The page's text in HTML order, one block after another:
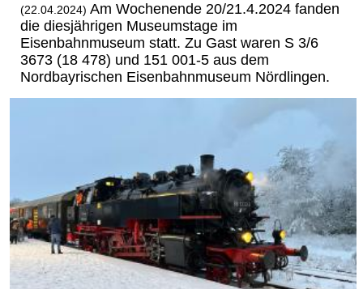
(22.04.2024) Am Wochenende 20/21.4.2024 fanden
die diesjährigen Museumstage im
Eisenbahnmuseum statt. Zu Gast waren S 3/6
3673 (18 478) und 151 001-5 aus dem
Nordbayrischen Eisenbahnmuseum Nördlingen.